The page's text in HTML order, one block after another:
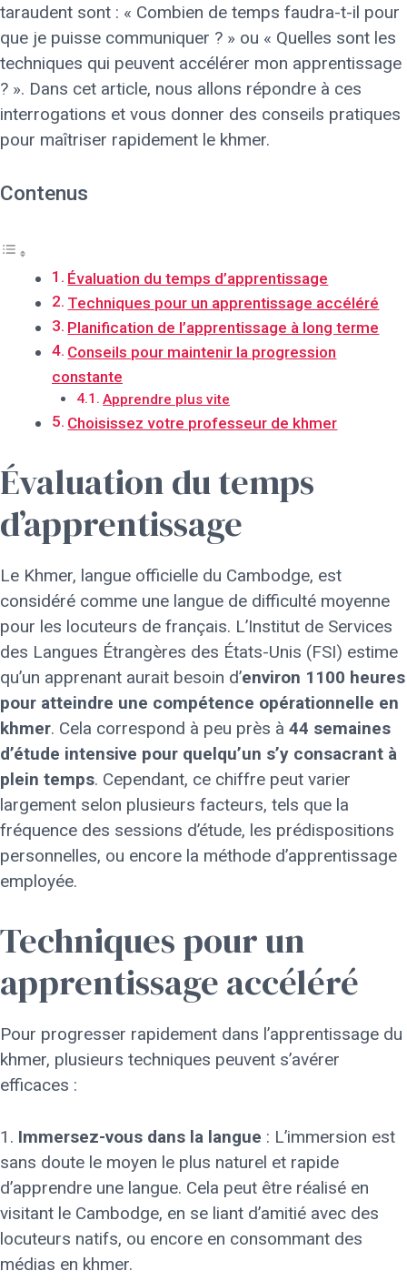
taraudent sont : « Combien de temps faudra-t-il pour
que je puisse communiquer ? » ou « Quelles sont les
techniques qui peuvent accélérer mon apprentissage
? ». Dans cet article, nous allons répondre à ces
interrogations et vous donner des conseils pratiques
pour maîtriser rapidement le khmer.
Contenus
Évaluation du temps d’apprentissage
Techniques pour un apprentissage accéléré
Planification de l’apprentissage à long terme
Conseils pour maintenir la progression
constante
Apprendre plus vite
Choisissez votre professeur de khmer
Évaluation du temps
d’apprentissage
Le Khmer, langue officielle du Cambodge, est
considéré comme une langue de difficulté moyenne
pour les locuteurs de français. L’Institut de Services
des Langues Étrangères des États-Unis (FSI) estime
qu’un apprenant aurait besoin d’environ 1100 heures
pour atteindre une compétence opérationnelle en
khmer. Cela correspond à peu près à 44 semaines
d’étude intensive pour quelqu’un s’y consacrant à
plein temps. Cependant, ce chiffre peut varier
largement selon plusieurs facteurs, tels que la
fréquence des sessions d’étude, les prédispositions
personnelles, ou encore la méthode d’apprentissage
employée.
Techniques pour un
apprentissage accéléré
Pour progresser rapidement dans l’apprentissage du
khmer, plusieurs techniques peuvent s’avérer
efficaces :
1. Immersez-vous dans la langue : L’immersion est
sans doute le moyen le plus naturel et rapide
d’apprendre une langue. Cela peut être réalisé en
visitant le Cambodge, en se liant d’amitié avec des
locuteurs natifs, ou encore en consommant des
médias en khmer.